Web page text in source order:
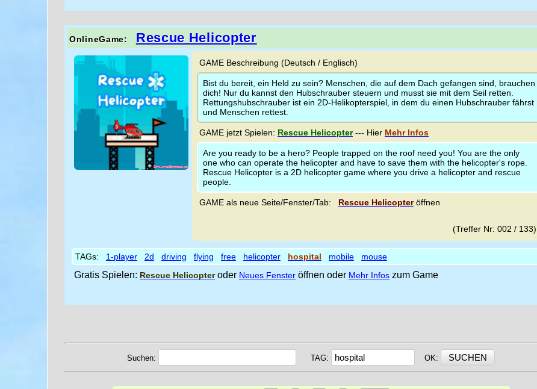
OnlineGame: Rescue Helicopter
GAME Beschreibung (Deutsch / Englisch)
Bist du bereit, ein Held zu sein? Menschen, die auf dem Dach gefangen sind, brauchen
dich! Nur du kannst den Hubschrauber steuern und musst sie mit dem Seil retten.
Rettungshubschrauber ist ein 2D-Helikopterspiel, in dem du einen Hubschrauber fährst
und Menschen rettest.
GAME jetzt Spielen: Rescue Helicopter--- Hier Mehr Infos
Are you ready to be a hero? People trapped on the roof need you! You are the only
one who can operate the helicopter and have to save them with the helicopter's rope.
Rescue Helicopter is a 2D helicopter game where you drive a helicopter and rescue
people.
GAME als neue Seite/Fenster/Tab: Rescue Helicopteröffnen
(Treffer Nr: 002 / 133)
TAGs: 1-player 2d driving flying free helicopter hospital mobile mouse
Gratis Spielen: Rescue Helicopteroder Neues Fenster öffnen oder Mehr Infos zum Game
Suchen: TAG: OK: